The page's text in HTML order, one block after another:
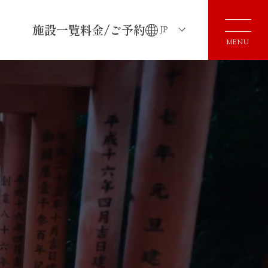
施設一覧料金/ご予約 JP
MENU